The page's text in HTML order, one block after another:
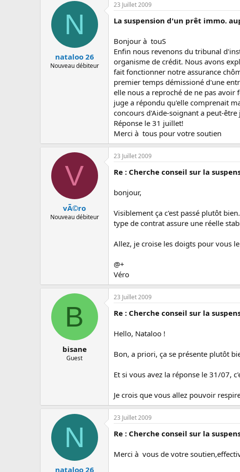
N
nataloo 26
Nouveau débiteur
23 Juillet 2009
La suspension d'un prêt immo.
Bonjour à touS
Enfin nous revenons du tribunal
organisme de crédit. Nous avons
fait fonctionner notre assurance
premier temps démissioné d'une
elle nous a reproché de ne pas
juge a répondu qu'elle comprenait
concours d'Aide-soignant a peut-être
Réponse le 31 juillet!
Merci à tous pour votre soutien
V
vÃ©ro
Nouveau débiteur
23 Juillet 2009
Re : Cherche conseil sur la
bonjour,
Visiblement ça c'est passé plutôt
type de contrat assure une réelle
Allez, je croise les doigts pour vous
@+
Véro
B
bisane
Guest
23 Juillet 2009
Re : Cherche conseil sur la
Hello, Nataloo !
Bon, a priori, ça se présente plutôt
Et si vous avez la réponse le 31/07,
Je crois que vous allez pouvoir
N
nataloo 26
23 Juillet 2009
Re : Cherche conseil sur la
Merci à vous de votre